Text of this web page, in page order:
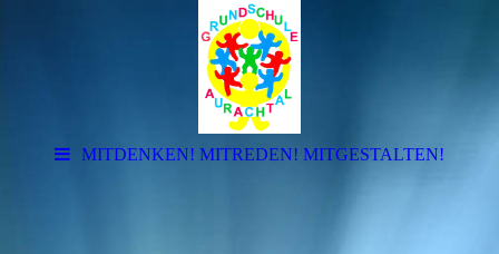
MITDENKEN! MITREDEN! MITGESTALTEN!